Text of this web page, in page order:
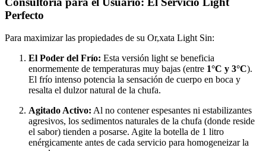
Perfecto
Para maximizar las propiedades de su Or,xata Light Sin:
El Poder del Frío: Esta versión light se beneficia
enormemente de temperaturas muy bajas (entre 1°C y 3°C).
El frío intenso potencia la sensación de cuerpo en boca y
resalta el dulzor natural de la chufa.
Agitado Activo: Al no contener espesantes ni estabilizantes
agresivos, los sedimentos naturales de la chufa (donde reside
el sabor) tienden a posarse. Agite la botella de 1 litro
enérgicamente antes de cada servicio para homogeneizar la